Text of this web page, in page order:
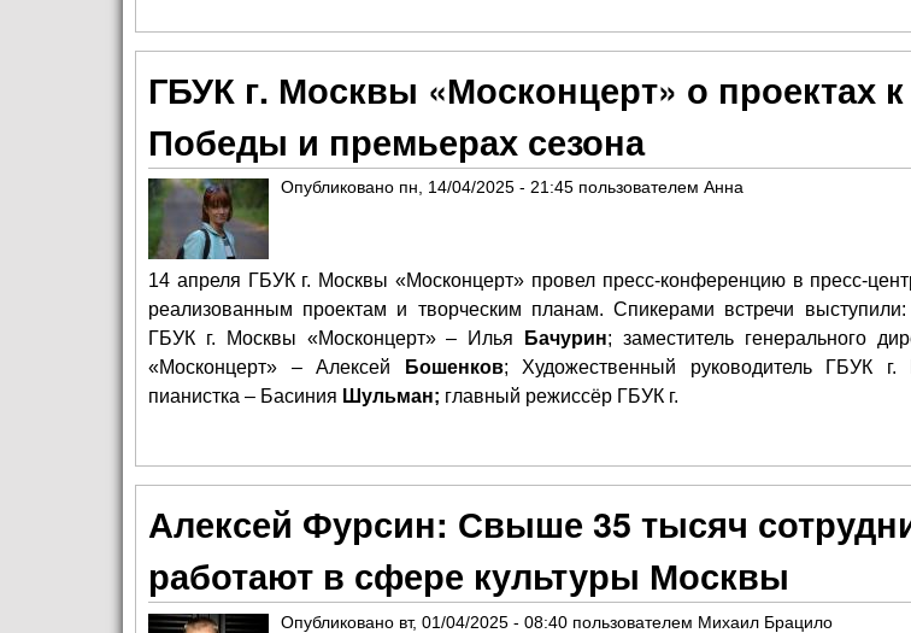
ГБУК г. Москвы «Москонцерт» о проектах
Победы и премьерах сезона
Опубликовано пн, 14/04/2025 - 21:45 пользователем Анна
14 апреля ГБУК г. Москвы «Москонцерт» провел пресс-конференцию в пресс-
реализованным проектам и творческим планам. Спикерами встречи
ГБУК г. Москвы «Москонцерт» – Илья
Бачурин; заместитель генерального
«Москонцерт» – Алексей
Бошенков; Художественный руководитель ГБУК г.
пианистка – Басиния Шульман; главный режиссёр ГБУК г.
Алексей Фурсин: Свыше 35 тысяч
работают в сфере культуры Москвы
Опубликовано вт, 01/04/2025 - 08:40 пользователем Михаил Брацило